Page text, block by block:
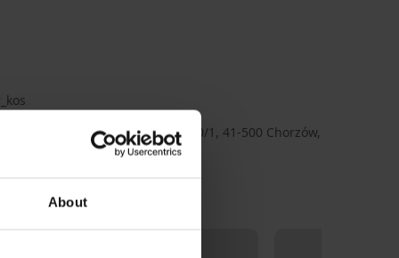
About
sp.z o.o., cím: ul.3-go Maja 120/1, 41-500 Chorzów,
e-mail: hamana@hamana.pl